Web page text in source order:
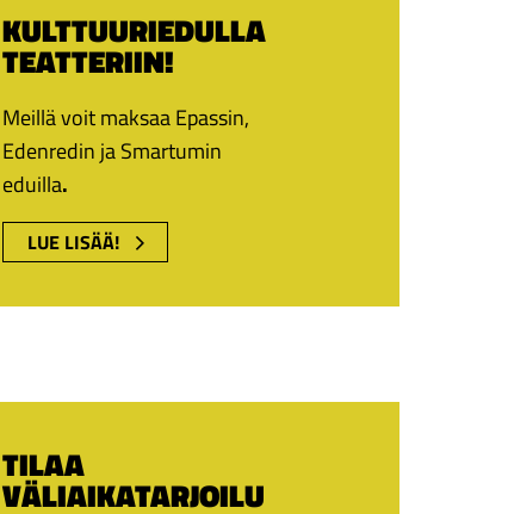
KULTTUURIEDULLA
TEATTERIIN!
Meillä voit maksaa Epassin,
Edenredin ja Smartumin
eduilla.
LUE LISÄÄ!
TILAA
VÄLIAIKATARJOILU